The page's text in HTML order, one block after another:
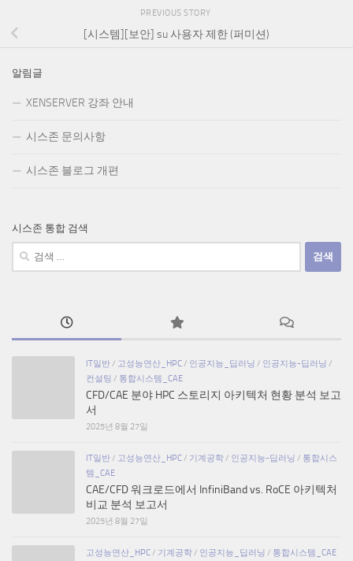
PREVIOUS STORY
[시스템][보안] su 사용자 제한 (퍼미션)
알림글
XENSERVER 강좌 안내
시스존 문의사항
시스존 블로그 개편
시스존 통합 검색
검
IT일반/ 고성능연산_HPC/ 인공지능_딥러닝 / 인공지능-딥러닝 /
컨설팅 / 통합시스템_CAE
CFD/CAE 분야 HPC 스토리지 아키텍처 현황 분석 보고
서
2025년 8월 27일
IT일반/ 고성능연산_HPC/ 기계공학/ 인공지능-딥러닝 / 통합시스
템_CAE
CAE/CFD 워크로드에서 InfiniBand vs. RoCE 아키텍처
비교 분석 보고서
2025년 8월 27일
고성능연산_HPC/ 기계공학/ 인공지능_딥러닝 / 통합시스템_CAE